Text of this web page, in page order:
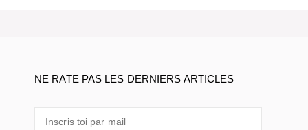
NE RATE PAS LES DERNIERS ARTICLES